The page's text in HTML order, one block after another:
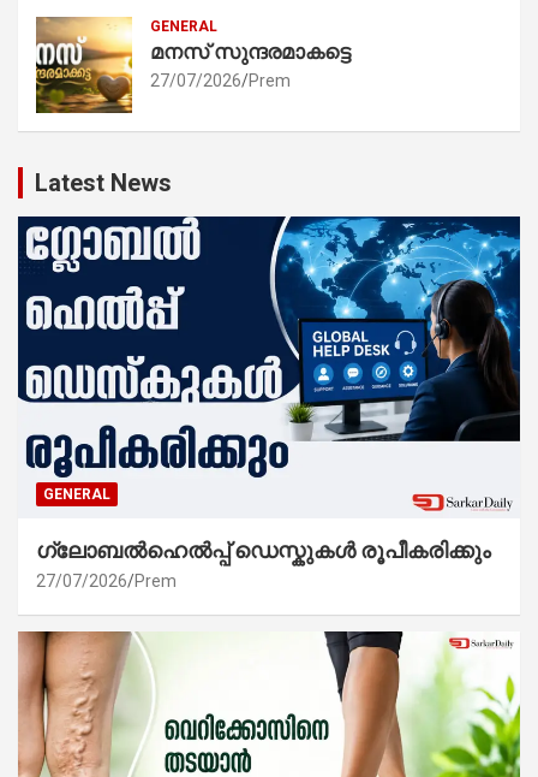
GENERAL
മനസ് സുന്ദരമാകട്ടെ
27/07/2026 Prem
Latest News
GENERAL
ഗ്ലോബൽഹെൽപ്പ് ഡെസ്കുകൾ രൂപീകരിക്കും
27/07/2026 Prem